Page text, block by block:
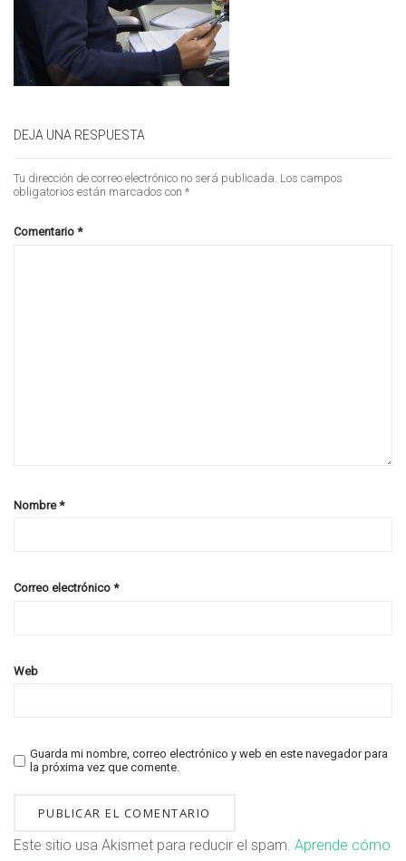
DEJA UNA RESPUESTA
Tu dirección de correo electrónico no será publicada. Los campos
obligatorios están marcados con *
Comentario *
Nombre*
Correo electrónico *
Web
Guarda mi nombre, correo electrónico y web en este navegador para
la próxima vez que comente.
Este sitio usa Akismet para reducir el spam. Aprende cómo